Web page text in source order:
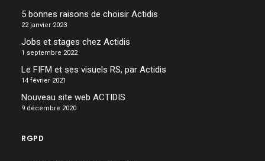
5 bonnes raisons de choisir Actidis
22 janvier 2023
Jobs et stages chez Actidis
1 septembre 2022
Le FIFM et ses visuels RS, par Actidis
14 février 2021
Nouveau site web ACTIDIS
9 décembre 2020
RGPD